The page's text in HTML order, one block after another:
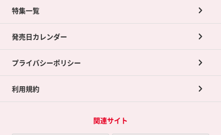
ネット買取について
買取承諾書について
ポイントカードTOP
ポイント交換景品
特集一覧
発売日カレンダー
プライバシーポリシー
利用規約
関連サイト